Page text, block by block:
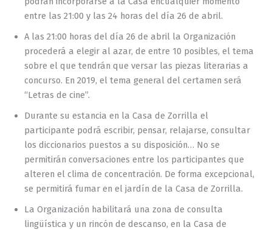
entre las 21:00 y las 24 horas del día 26 de abril.
A las 21:00 horas del día 26 de abril la Organización
procederá a elegir al azar, de entre 10 posibles, el tema
sobre el que tendrán que versar las piezas literarias a
concurso. En 2019, el tema general del certamen será
“Letras de cine”.
Durante su estancia en la Casa de Zorrilla el
participante podrá escribir, pensar, relajarse, consultar
los diccionarios puestos a su disposición… No se
permitirán conversaciones entre los participantes que
alteren el clima de concentración. De forma excepcional,
se permitirá fumar en el jardín de la Casa de Zorrilla.
La Organización habilitará una zona de consulta
lingüística y un rincón de descanso, en la Casa de